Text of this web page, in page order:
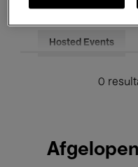
Onderwijs
Hosted Events
0